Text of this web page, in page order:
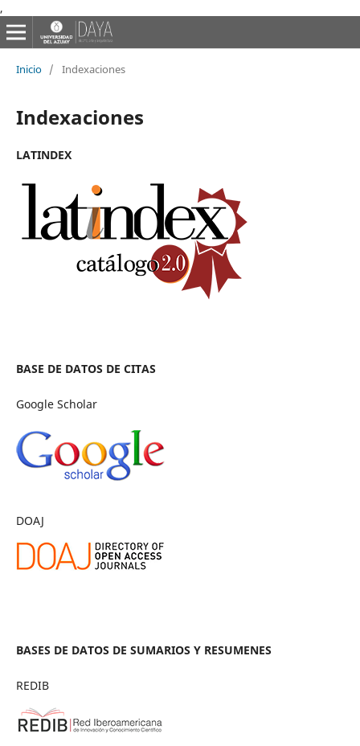
,
Inicio / Indexaciones
Indexaciones
LATINDEX
BASE DE DATOS DE CITAS
Google Scholar
DOAJ
BASES DE DATOS DE SUMARIOS Y RESUMENES
REDIB